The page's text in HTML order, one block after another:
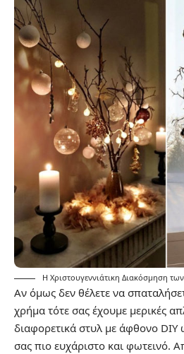
Η Χριστουγεννιάτικη Διακόσμηση
Αν όμως δεν θέλετε να
χρήμα τότε σας έχουμε μερικές
διαφορετικά στυλ με άφθονο DIY
σας πιο ευχάριστο και φωτεινό.